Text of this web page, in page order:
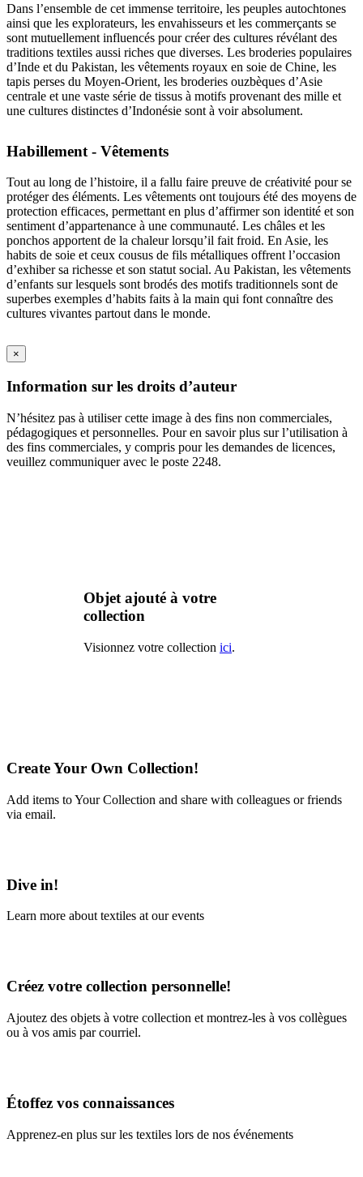
Dans l’ensemble de cet immense territoire, les peuples autochtones
ainsi que les explorateurs, les envahisseurs et les commerçants se
sont mutuellement influencés pour créer des cultures révélant des
traditions textiles aussi riches que diverses. Les broderies populaires
d’Inde et du Pakistan, les vêtements royaux en soie de Chine, les
tapis perses du Moyen-Orient, les broderies ouzbèques d’Asie
centrale et une vaste série de tissus à motifs provenant des mille et
une cultures distinctes d’Indonésie sont à voir absolument.
Habillement - Vêtements
Tout au long de l’histoire, il a fallu faire preuve de créativité pour se
protéger des éléments. Les vêtements ont toujours été des moyens de
protection efficaces, permettant en plus d’affirmer son identité et son
sentiment d’appartenance à une communauté. Les châles et les
ponchos apportent de la chaleur lorsqu’il fait froid. En Asie, les
habits de soie et ceux cousus de fils métalliques offrent l’occasion
d’exhiber sa richesse et son statut social. Au Pakistan, les vêtements
d’enfants sur lesquels sont brodés des motifs traditionnels sont de
superbes exemples d’habits faits à la main qui font connaître des
cultures vivantes partout dans le monde.
×
Information sur les droits d’auteur
N’hésitez pas à utiliser cette image à des fins non commerciales,
pédagogiques et personnelles. Pour en savoir plus sur l’utilisation à
des fins commerciales, y compris pour les demandes de licences,
veuillez communiquer avec le poste 2248.
Objet ajouté à votre
collection
Visionnez votre collection ici.
Create Your Own Collection!
Add items to Your Collection and share with colleagues or friends
via email.
Dive in!
Learn more about textiles at our events
Créez votre collection personnelle!
Ajoutez des objets à votre collection et montrez-les à vos collègues
ou à vos amis par courriel.
Étoffez vos connaissances
Apprenez-en plus sur les textiles lors de nos événements